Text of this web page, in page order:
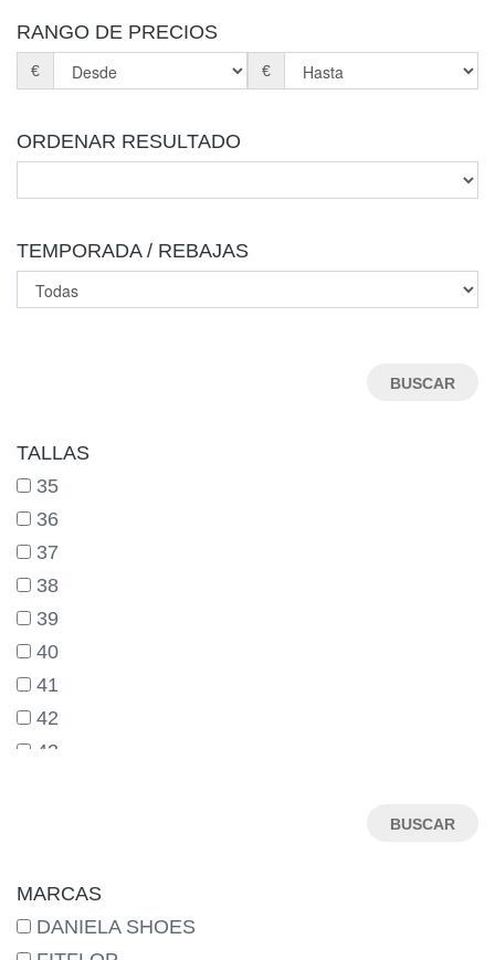
RANGO DE PRECIOS
€ €
ORDENAR RESULTADO
TEMPORADA / REBAJAS
TALLAS
35
36
37
38
39
40
41
42
43
MARCAS
DANIELA SHOES